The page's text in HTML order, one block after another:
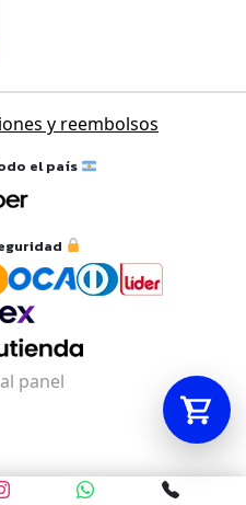
y reembolsos
el país
panel
y aparecerá acá